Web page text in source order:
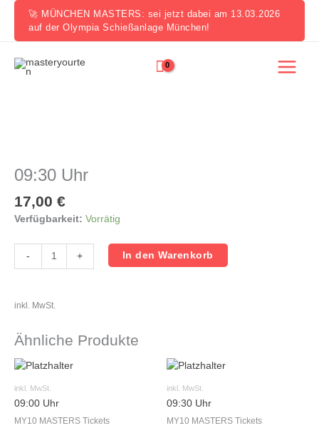
springen
🚀 MÜNCHEN MASTERS: sei jetzt dabei am 13.03.2026
auf der Olympia Schießanlage München!
09:30 Uhr
17,00 €
Verfügbarkeit: Vorrätig
-
Menge
+ In den Warenkorb
inkl. MwSt.
Ähnliche Produkte
inkl. MwSt.
09:00 Uhr
MY10 MASTERS Tickets
inkl. MwSt.
09:30 Uhr
MY10 MASTERS Tickets